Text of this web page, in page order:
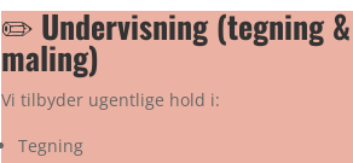
✏️Undervisning (tegning &
maling)
Vi tilbyder ugentlige hold i:
Tegning